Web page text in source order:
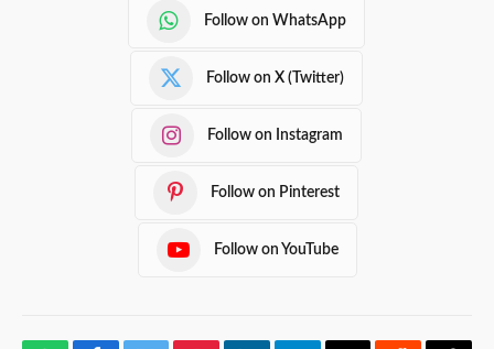
Follow on WhatsApp
Follow on X (Twitter)
Follow on Instagram
Follow on Pinterest
Follow on YouTube